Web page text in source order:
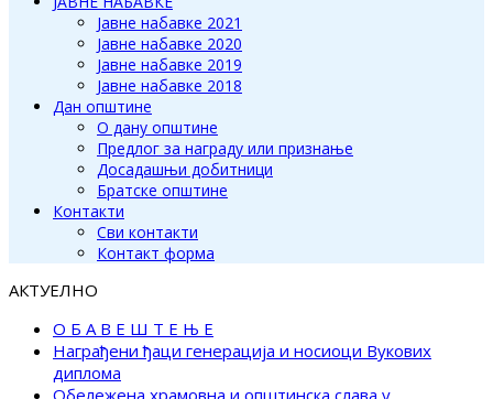
Јавне набавке 2021
Јавне набавке 2020
Јавне набавке 2019
Јавне набавке 2018
Дан општине
О дану општине
Предлог за награду или признање
Досадашњи добитници
Братске општине
Контакти
Сви контакти
Контакт форма
АКТУЕЛНО
О Б А В Е Ш Т Е Њ Е
Награђени ђаци генерација и носиоци Вукових
диплома